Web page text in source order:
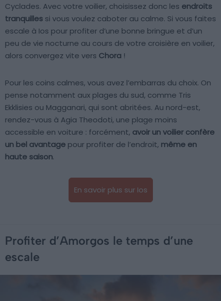
Cyclades. Avec votre voilier, choisissez donc les endroits
tranquilles si vous voulez caboter au calme. Si vous faites
escale à Ios pour profiter d’une bonne bringue et d’un
peu de vie nocturne au cours de votre croisière en voilier,
alors convergez vite vers Chora !
Pour les coins calmes, vous avez l’embarras du choix. On
pense notamment aux plages du sud, comme Tris
Ekklisies ou Magganari, qui sont abritées. Au nord-est,
rendez-vous à Agia Theodoti, une plage moins
accessible en voiture : forcément, avoir un voilier confère
un bel avantage pour profiter de l’endroit, même en
haute saison.
En savoir plus sur Ios
Profiter d’Amorgos le temps d’une
escale